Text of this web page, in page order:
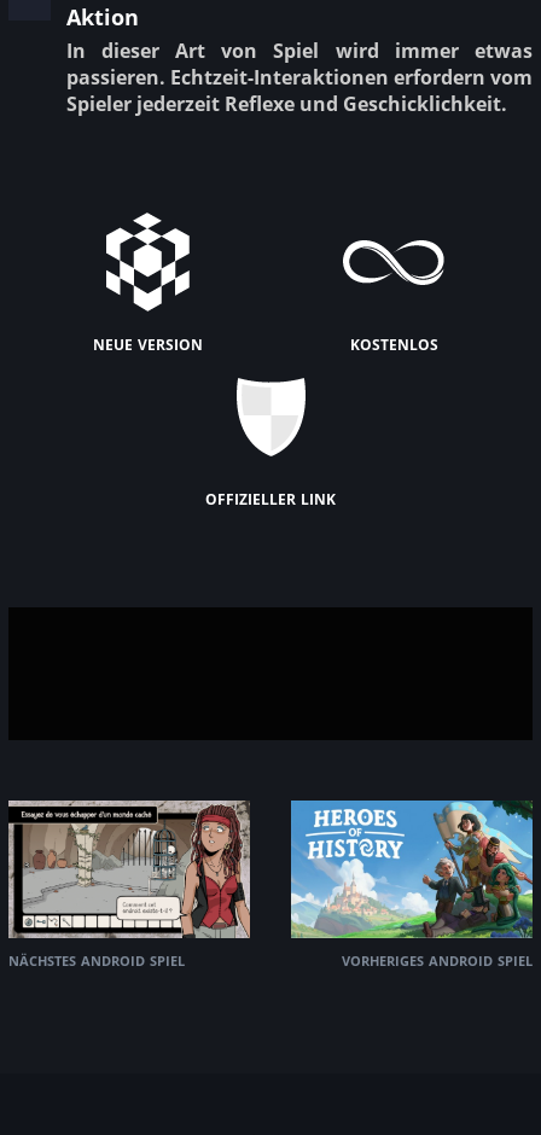
Aktion
In dieser Art von Spiel wird immer etwas
passieren. Echtzeit-Interaktionen erfordern vom
Spieler jederzeit Reflexe und Geschicklichkeit.
neue version kostenlos
offizieller link
nächstes android spiel vorheriges android spiel